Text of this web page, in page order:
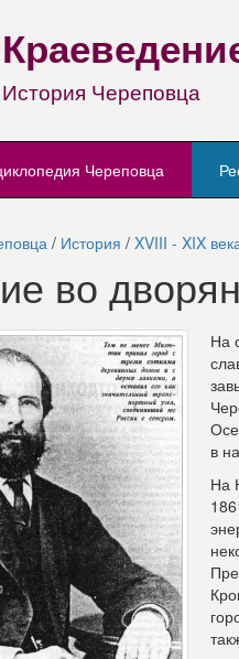
История Череповца
Череповца
/ История / XVIII - XIX
во
На
в
На